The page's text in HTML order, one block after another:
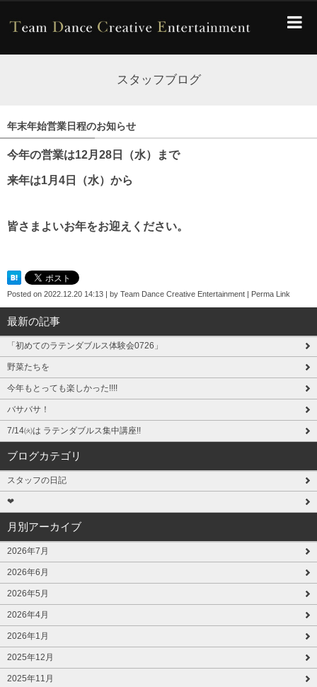
スタッフブログ
年末年始営業日程のお知らせ
今年の営業は12月28日（水）まで
来年は1月4日（水）から
皆さまよいお年をお迎えください。
Posted on 2022.12.20 14:13 by Team Dance Creative Entertainment Perma Link
最新の記事
「初めてのラテンダブルス体験会0726」
野菜たちを
今年もとっても楽しかった!!!!
バサバサ！
7/14㈫は ラテンダブルス集中講座!!
ブログカテゴリ
スタッフの日記
❤
月別アーカイブ
2026年7月
2026年6月
2026年5月
2026年4月
2026年1月
2025年12月
2025年11月